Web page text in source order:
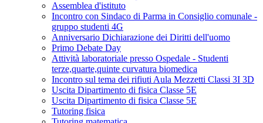
Assemblea d'istituto
Incontro con Sindaco di Parma in Consiglio comunale -
gruppo studenti 4G
Anniversario Dichiarazione dei Diritti dell'uomo
Primo Debate Day
Attività laboratoriale presso Ospedale - Studenti
terze,quarte,quinte curvatura biomedica
Incontro sul tema dei rifiuti Aula Mezzetti Classi 3I 3D
Uscita Dipartimento di fisica Classe 5E
Uscita Dipartimento di fisica Classe 5E
Tutoring fisica